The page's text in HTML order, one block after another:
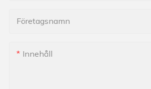
Företagsnamn
Innehåll